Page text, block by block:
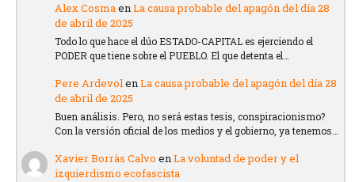
Alex CosmaenLa causa probable del apagón del día 28
de abril de 2025
Todo lo que hace el dúo ESTADO-CAPITAL es ejerciendo el
PODER que tiene sobre el PUEBLO. El que detenta el…
Pere ArdevolenLa causa probable del apagón del día 28
de abril de 2025
Buen análisis. Pero, no será estas tesis, conspiracionismo?
Con la versión oficial de los medios y el gobierno, ya tenemos…
Xavier Borràs Calvo enLa voluntad de poder y el
izquierdismo ecofascista